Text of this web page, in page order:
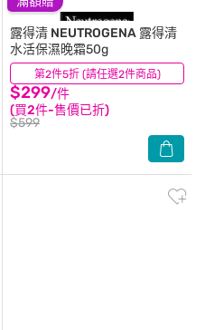
第2件5折 (請任選2件商品)
露得清 NEUTROGENA 露得清
水活保濕晚霜50g
$299/件
(買2件-售價已折)
$599
(36)